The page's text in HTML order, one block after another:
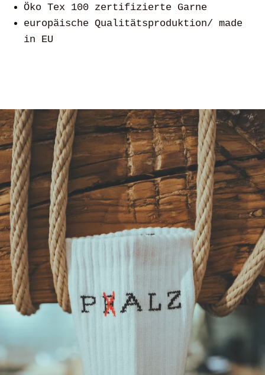
Öko Tex 100 zertifizierte Garne
europäische Qualitätsproduktion/ made
in EU